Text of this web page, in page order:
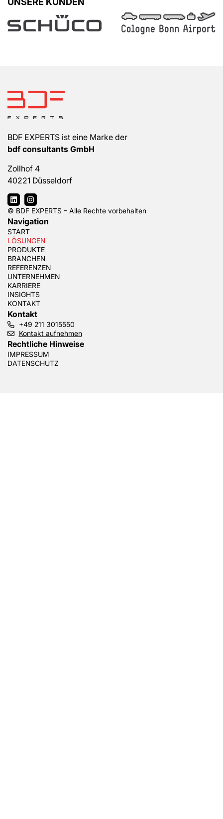
BDF EXPERTS ist eine Marke der
bdf consultants GmbH
Zollhof 4
40221 Düsseldorf
© BDF EXPERTS – Alle Rechte vorbehalten
Navigation
START
LÖSUNGEN
PRODUKTE
BRANCHEN
REFERENZEN
UNTERNEHMEN
KARRIERE
INSIGHTS
KONTAKT
Kontakt
+49 211 3015550
Kontakt aufnehmen
Rechtliche Hinweise
IMPRESSUM
DATENSCHUTZ